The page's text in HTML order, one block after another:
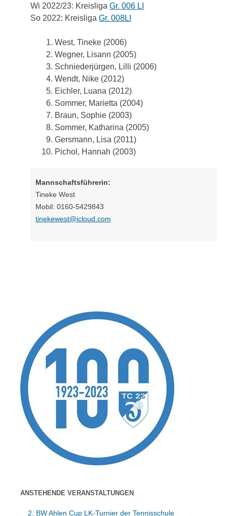
Wi 2022/23: Kreisliga Gr. 006 LI
So 2022: Kreisliga Gr. 008LI
West, Tineke (2006)
Wegner, Lisann (2005)
Schniederjürgen, Lilli (2006)
Wendt, Nike (2012)
Eichler, Luana (2012)
Sommer, Marietta (2004)
Braun, Sophie (2003)
Sommer, Katharina (2005)
Gersmann, Lisa (2011)
Pichol, Hannah (2003)
Mannschaftsführerin:
Tineke West
Mobil: 0160-5429843
tinekewest@icloud.com
ANSTEHENDE VERANSTALTUNGEN
2. BW Ahlen Cup LK-Turnier der Tennisschule